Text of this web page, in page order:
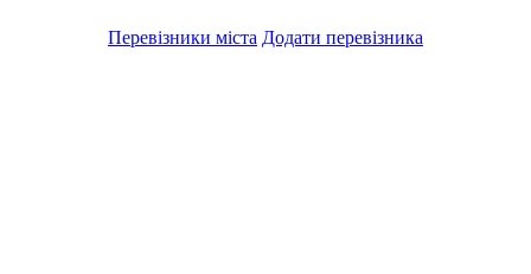
Перевізники міста Додати перевізника